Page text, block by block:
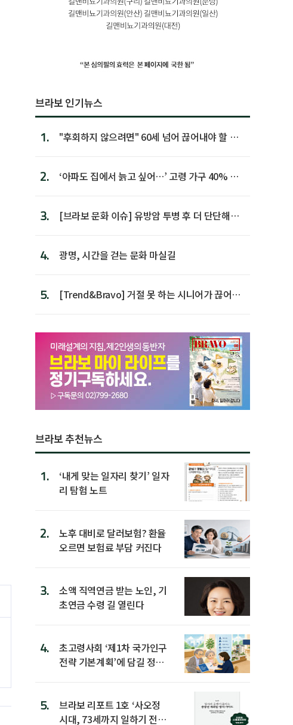
브라보 인기뉴스
1.
"후회하지 않으려면" 60세 넘어 끊어내야 할 사
2.
‘아파도 집에서 늙고 싶어…’ 고령 가구 40% 노
3.
[브라보 문화 이슈] 유방암 투병 후 더 단단해진
4. 광명, 시간을 걷는 문화 마실길
5.
[Trend&Bravo] 거절 못 하는 시니어가 끊어야
브라보 추천뉴스
1.
‘내게 맞는 일자리 찾기’ 일자
리 탐험 노트
2.
노후 대비로 달러보험? 환율
오르면 보험료 부담 커진다
3.
소액 직역연금 받는 노인, 기
초연금 수령 길 열린다
4.
초고령사회 ‘제1차 국가인구
전략 기본계획’에 담길 정책
5.
브라보 리포트 1호 ‘사오정
시대, 73세까지 일하기 전략’